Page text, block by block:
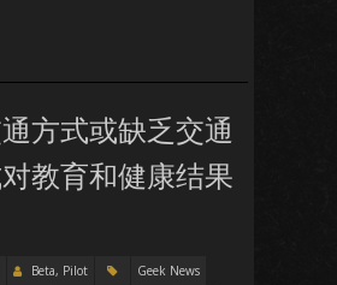
方式或缺乏交通
教育和健康结果
Beta, Pilot
Geek News